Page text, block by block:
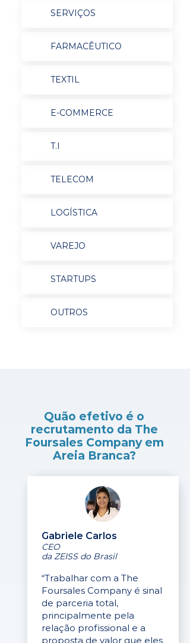
SERVIÇOS
FARMACÊUTICO
TEXTIL
E-COMMERCE
T.I
TELECOM
LOGÍSTICA
VAREJO
STARTUPS
OUTROS
Quão efetivo é o
recrutamento da The
Foursales Company em
Areia Branca?
Gabriele Carlos
CEO
da ZEISS do Brasil
“Trabalhar com a The
Foursales Company é sinal
de parceria total,
principalmente pela
relação profissional e a
proposta de valor que eles